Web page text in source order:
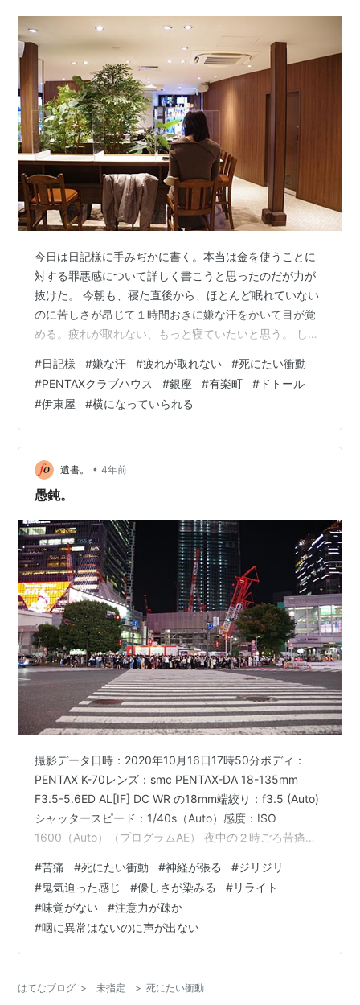
今日は日記様に手みぢかに書く。本当は金を使うことに
対する罪悪感について詳しく書こうと思ったのだが力が
抜けた。 今朝も、寝た直後から、ほとんど眠れていない
のに苦しさが昂じて１時間おきに嫌な汗をかいて目が覚
める。疲れが取れない、もっと寝ていたいと思う。 しか
ということは、あまりない（あることはある）。襲われ
る前に午前９時には無理してPCに向かう。 会社や役所が
開いている時間だが、私としては、ものすごく早い時間
だ。そのくせに寝る時間が取れていないのが口惜しい。
PCは昨日からバックアップを取っているので起動したま
ま。Webページの巡回をする。スタート…
#日記様 #嫌な汗 #疲れが取れない #死にたい衝動
#PENTAXクラブハウス #銀座 #有楽町 # ドトール
#伊東屋 #横になっていられる
遺書。 • 4年前
愚鈍。
撮影データ日時：2020年10月16日17時50分ボディ：
PENTAX K-70レンズ：smc PENTAX-DA 18-135mm
F3.5-5.6ED AL[IF] DC WR の18mm端絞り：f3.5 (Auto)
シャッタースピード：1/40s（Auto）感度：ISO
1600（Auto）（プログラムAE） 夜中の２時ごろ苦痛や
久しぶりに午前８時半まで寝た。もっとも夜中に何度か
目が覚めているし、起きたときにジリジリというか神経
が張ったような緊張があり、横になっているのが苦痛だ
った。 神経が張ってジリジリとしているだけでなく、頭
の中でも金…
#苦痛 #死にたい衝動 #神経が張る #ジリジリ
#鬼気迫った感じ #優しさが染みる #リライト
#味覚がない #注意力が疎か
#咽に異常はないのに声が出ない
はてなブログ > 未指定 > 死にたい衝動